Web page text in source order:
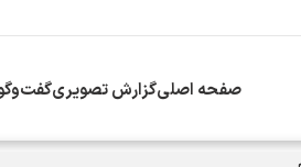
صفحه اصلیگزارش تصویری